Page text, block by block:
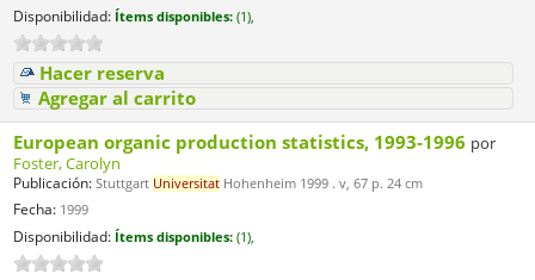
Disponibilidad: Ítems disponibles: (1),
Hacer reserva
Agregar al carrito
European organic production statistics, 1993-1996 por
Foster, Carolyn
Publicación: Stuttgart Universitat Hohenheim 1999 . v, 67 p. 24 cm
Fecha: 1999
Disponibilidad: Ítems disponibles: (1),